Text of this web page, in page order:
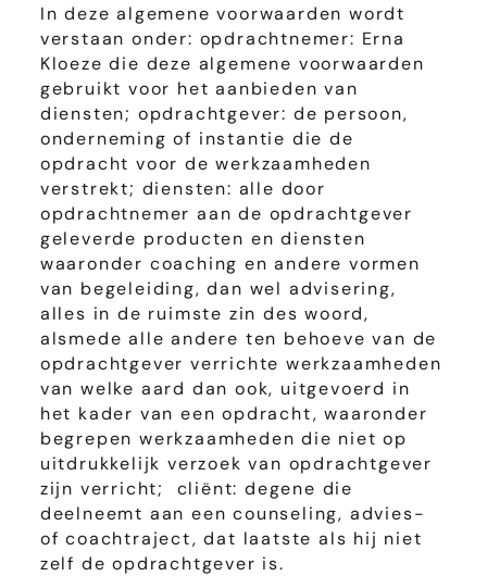
In deze algemene voorwaarden wordt
verstaan onder: opdrachtnemer: Erna
Kloeze die deze algemene voorwaarden
gebruikt voor het aanbieden van
diensten; opdrachtgever: de persoon,
onderneming of instantie die de
opdracht voor de werkzaamheden
verstrekt; diensten: alle door
opdrachtnemer aan de opdrachtgever
geleverde producten en diensten
waaronder coaching en andere vormen
van begeleiding, dan wel advisering,
alles in de ruimste zin des woord,
alsmede alle andere ten behoeve van de
opdrachtgever verrichte werkzaamheden
van welke aard dan ook, uitgevoerd in
het kader van een opdracht, waaronder
begrepen werkzaamheden die niet op
uitdrukkelijk verzoek van opdrachtgever
zijn verricht; cliënt: degene die
deelneemt aan een counseling, advies-
of coachtraject, dat laatste als hij niet
zelf de opdrachtgever is.